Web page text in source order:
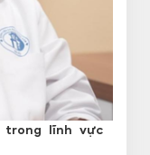
trong lĩnh vực